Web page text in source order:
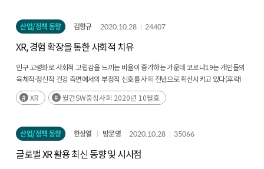
산업/정책 동향 김항규 2020.10.28 24407
XR, 경험 확장을 통한 사회적 치유
인구 고령화로 사회적 고립감을 느끼는 비율이 증가하는 가운데 코로나19는 개인들의
육체적·정신적 건강 측면에서의 부정적 신호를 사회 전반으로 확산시키고 있다(후략)
XR
월간SW중심사회 2020년 10월호
산업/정책 동향 한상열 방문영 2020.10.28 35066
글로벌 XR 활용 최신 동향 및 시사점